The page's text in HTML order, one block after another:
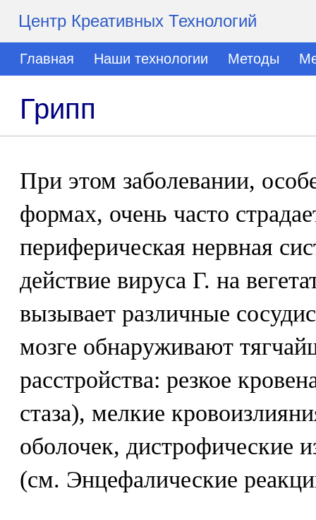
Центр Креативных Технологий
Главная Наши технологии Методы
Грипп
При этом заболевании,
формах, очень часто
периферическая нервная
действие вируса Г. на
вызывает различные
мозге обнаруживают
расстройства: резкое
стаза), мелкие
оболочек, дистрофические
(см. Энцефалические